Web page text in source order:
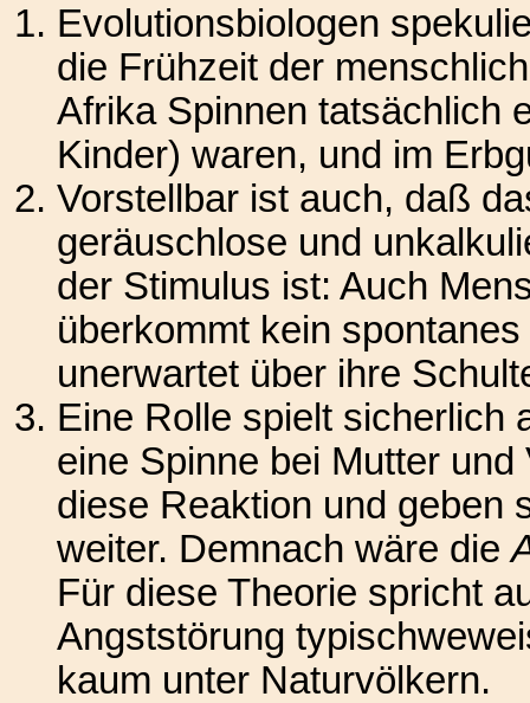
Evolutionsbiologen
die Frühzeit der
Afrika Spinnen tatsächlich
Kinder) waren, und im
Vorstellbar ist auch, daß
geräuschlose und
der Stimulus ist: Auch
überkommt kein
unerwartet über ihre
Eine Rolle spielt sicherlich
eine Spinne bei Mutter
diese Reaktion und geben
weiter. Demnach wäre die
Für diese Theorie spricht
Angststörung
kaum unter Naturvölkern.